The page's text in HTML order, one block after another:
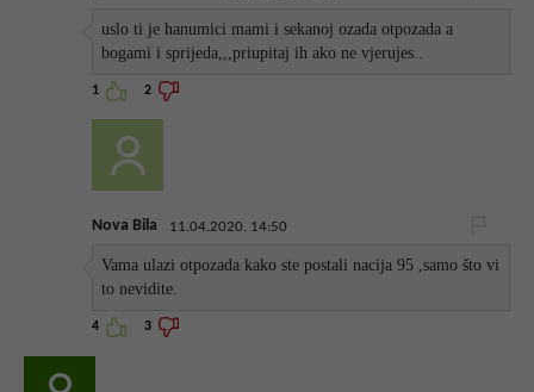
uslo ti je hanumici mami i sekanoj ozada otpozada a
bogami i sprijeda,,,priupitaj ih ako ne vjerujes..
1 2
Nova Bila 11.04.2020. 14:50
Vama ulazi otpozada kako ste postali nacija 95 ,samo što vi
to nevidite.
4 3